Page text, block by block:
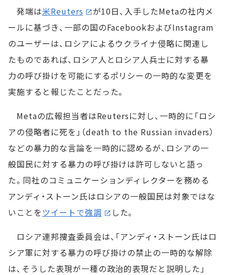
発端は米Reuters
が10日、入手したMetaの社内メ
ールに基づき、一部の国のFacebookおよびInstagram
のユーザーは、ロシアによるウクライナ侵略に関連し
たものであれば、ロシア人とロシア人兵士に対する暴
力の呼び掛けを可能にするポリシーの一時的な変更を
実施すると報じたことだった。
Metaの広報担当者はReutersに対し、一時的に「ロシ
アの侵略者に死を」（death to the Russian invaders）
などの暴力的な言論を一時的に認めるが、ロシアの一
般国民に対する暴力の呼び掛けは許可しないと語っ
た。同社のコミュニケーションディレクターを務める
アンディ・ストーン氏はロシアの一般国民は対象ではな
いことをツイートで強調
した。
ロシア連邦捜査委員会は、「アンディ・ストーン氏はロ
シア軍に対する暴力の呼び掛けの禁止の一時的な解除
は、そうした表現が一種の政治的表現だと説明した」